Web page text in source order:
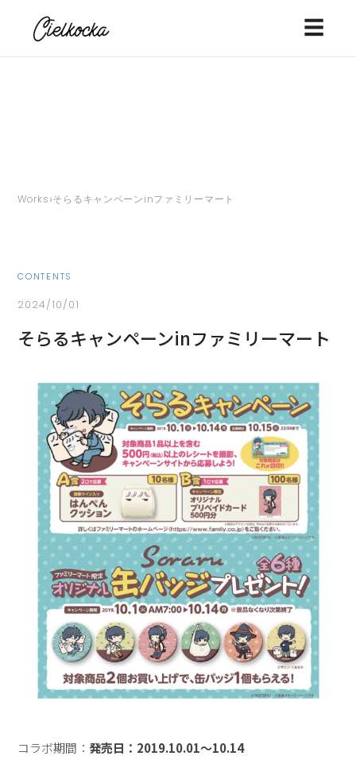
☰
Works›そらるキャンペーンinファミリーマート
CONTENTS
2024/10/01
そらるキャンペーンinファミリーマート
コラボ期間： 発売日：2019.10.01〜10.14